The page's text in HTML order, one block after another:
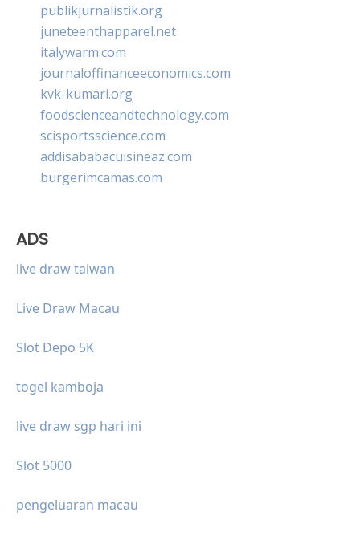
publikjurnalistik.org
juneteenthapparel.net
italywarm.com
journaloffinanceeconomics.com
kvk-kumari.org
foodscienceandtechnology.com
scisportsscience.com
addisababacuisineaz.com
burgerimcamas.com
ADS
live draw taiwan
Live Draw Macau
Slot Depo 5K
togel kamboja
live draw sgp hari ini
Slot 5000
pengeluaran macau